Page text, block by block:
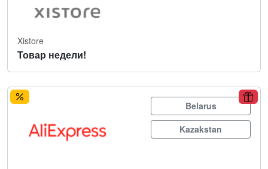
Xistore
Товар недели!
Belarus
Kazakstan